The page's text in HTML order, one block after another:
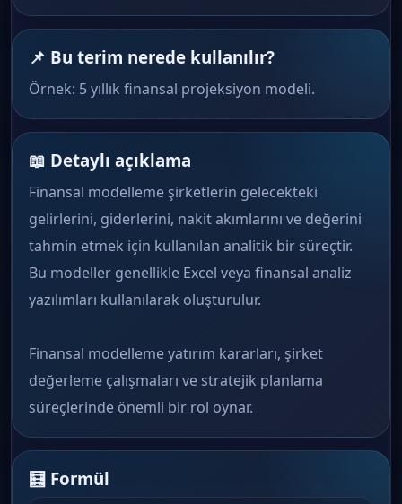
📌 Bu terim nerede kullanılır?
Örnek: 5 yıllık finansal projeksiyon modeli.
📖 Detaylı açıklama
Finansal modelleme şirketlerin gelecekteki
gelirlerini, giderlerini, nakit akımlarını ve değerini
tahmin etmek için kullanılan analitik bir süreçtir.
Bu modeller genellikle Excel veya finansal analiz
yazılımları kullanılarak oluşturulur.
Finansal modelleme yatırım kararları, şirket
değerleme çalışmaları ve stratejik planlama
süreçlerinde önemli bir rol oynar.
🧮 Formül